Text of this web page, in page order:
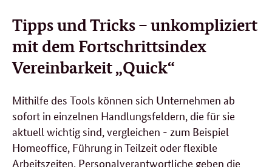
Tipps und Tricks – unkompliziert
mit dem Fortschrittsindex
Vereinbarkeit „Quick“
Mithilfe des Tools können sich Unternehmen ab
sofort in einzelnen Handlungsfeldern, die für sie
aktuell wichtig sind, vergleichen - zum Beispiel
Homeoffice, Führung in Teilzeit oder flexible
Arbeitszeiten. Personalverantwortliche geben die